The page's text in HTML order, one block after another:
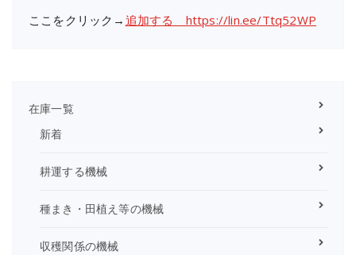
ここをクリック→ 追加する https://lin.ee/Ttq52WP
在庫一覧
新着
耕運する機械
種まき・田植え等の機械
収穫関係の機械